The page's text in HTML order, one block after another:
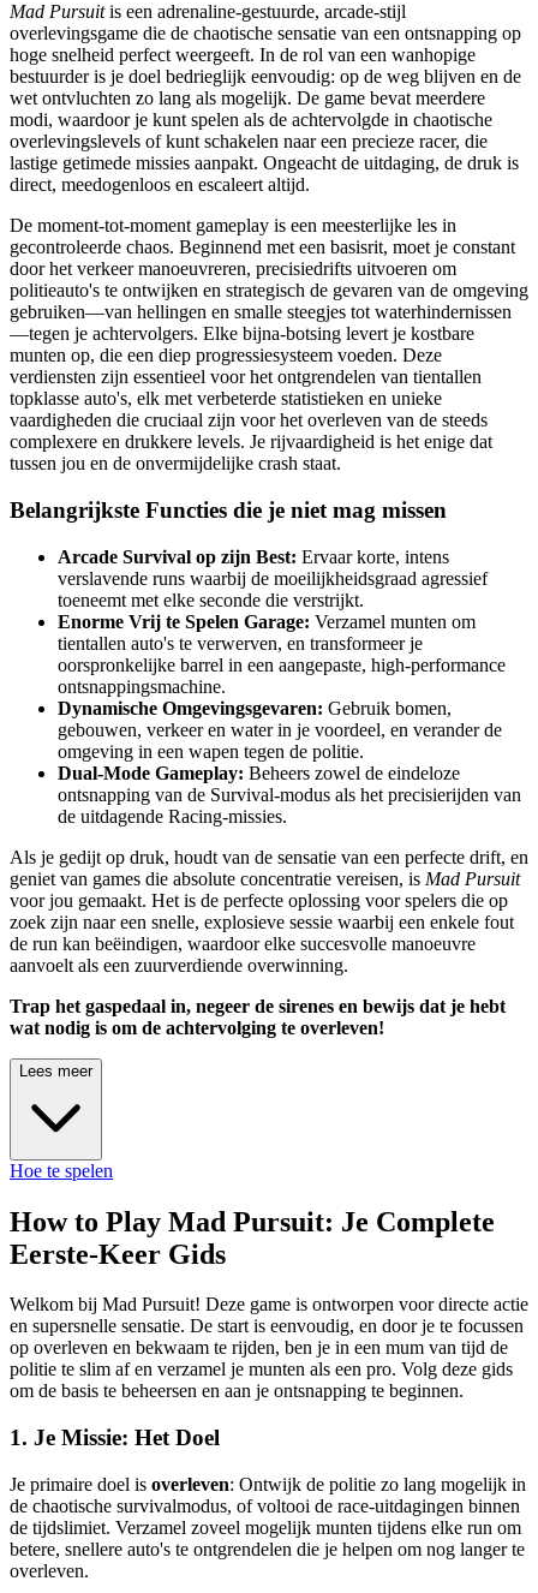
Mad Pursuitis een adrenaline-gestuurde, arcade-stijl
overlevingsgame die de chaotische sensatie van een ontsnapping op
hoge snelheid perfect weergeeft. In de rol van een wanhopige
bestuurder is je doel bedrieglijk eenvoudig: op de weg blijven en de
wet ontvluchten zo lang als mogelijk. De game bevat meerdere
modi, waardoor je kunt spelen als de achtervolgde in chaotische
overlevingslevels of kunt schakelen naar een precieze racer, die
lastige getimede missies aanpakt. Ongeacht de uitdaging, de druk is
direct, meedogenloos en escaleert altijd.
De moment-tot-moment gameplay is een meesterlijke les in
gecontroleerde chaos. Beginnend met een basisrit, moet je constant
door het verkeer manoeuvreren, precisiedrifts uitvoeren om
politieauto's te ontwijken en strategisch de gevaren van de omgeving
gebruiken—van hellingen en smalle steegjes tot waterhindernissen
—tegen je achtervolgers. Elke bijna-botsing levert je kostbare
munten op, die een diep progressiesysteem voeden. Deze
verdiensten zijn essentieel voor het ontgrendelen van tientallen
topklasse auto's, elk met verbeterde statistieken en unieke
vaardigheden die cruciaal zijn voor het overleven van de steeds
complexere en drukkere levels. Je rijvaardigheid is het enige dat
tussen jou en de onvermijdelijke crash staat.
Belangrijkste Functies die je niet mag missen
Arcade Survival op zijn Best: Ervaar korte, intens
verslavende runs waarbij de moeilijkheidsgraad agressief
toeneemt met elke seconde die verstrijkt.
Enorme Vrij te Spelen Garage: Verzamel munten om
tientallen auto's te verwerven, en transformeer je
oorspronkelijke barrel in een aangepaste, high-performance
ontsnappingsmachine.
Dynamische Omgevingsgevaren: Gebruik bomen,
gebouwen, verkeer en water in je voordeel, en verander de
omgeving in een wapen tegen de politie.
Dual-Mode Gameplay: Beheers zowel de eindeloze
ontsnapping van de Survival-modus als het precisierijden van
de uitdagende Racing-missies.
Als je gedijt op druk, houdt van de sensatie van een perfecte drift, en
geniet van games die absolute concentratie vereisen, is Mad Pursuit
voor jou gemaakt. Het is de perfecte oplossing voor spelers die op
zoek zijn naar een snelle, explosieve sessie waarbij een enkele fout
de run kan beëindigen, waardoor elke succesvolle manoeuvre
aanvoelt als een zuurverdiende overwinning.
Trap het gaspedaal in, negeer de sirenes en bewijs dat je hebt
wat nodig is om de achtervolging te overleven!
Lees meer
Hoe te spelen
How to Play Mad Pursuit: Je Complete
Eerste-Keer Gids
Welkom bij Mad Pursuit! Deze game is ontworpen voor directe actie
en supersnelle sensatie. De start is eenvoudig, en door je te focussen
op overleven en bekwaam te rijden, ben je in een mum van tijd de
politie te slim af en verzamel je munten als een pro. Volg deze gids
om de basis te beheersen en aan je ontsnapping te beginnen.
1. Je Missie: Het Doel
Je primaire doel is overleven: Ontwijk de politie zo lang mogelijk in
de chaotische survivalmodus, of voltooi de race-uitdagingen binnen
de tijdslimiet. Verzamel zoveel mogelijk munten tijdens elke run om
betere, snellere auto's te ontgrendelen die je helpen om nog langer te
overleven.